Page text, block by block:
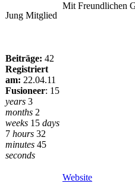
Jung Mitglied
Beiträge: 42
Registriert
am: 22.04.11
Fusioneer: 15
years 3
months 2
weeks 15 days
7 hours 32
minutes 45
seconds
Mit Freundlichen
Website